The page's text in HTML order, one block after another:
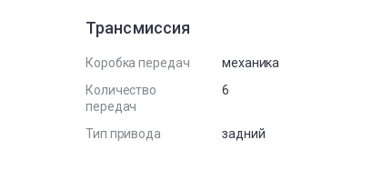
Трансмиссия
Коробка передач
механика
Количество
передач
6
Тип привода задний